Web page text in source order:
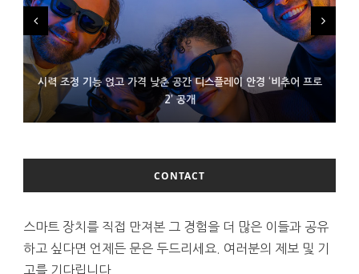
시력 조정 기능 얹고 가격 낮춘 공간 디스플레이 안경 ‘비추어 프로
2’ 공개
D램 부족에 10억달러어치 아이폰18 프로세서 패키징 대기 중
300~400달러 반지형 스피커 준비하는 오픈AI
CONTACT
스마트 장치를 직접 만져본 그 경험을 더 많은 이들과 공유
하고 싶다면 언제든 문은 두드리세요. 여러분의 제보 및 기
고를 기다립니다.